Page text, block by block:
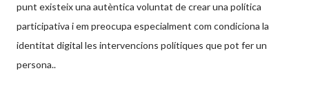
punt existeix una autèntica voluntat de crear una política
participativa i em preocupa especialment com condiciona la
identitat digital les intervencions polítiques que pot fer un
persona..